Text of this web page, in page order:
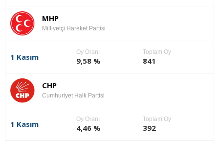
MHP
Milliyetçi Hareket Partisi
1 Kasım
Oy Oranı
9,58 %
Toplam Oy
841
CHP
Cumhuriyet Halk Partisi
1 Kasım
Oy Oranı
4,46 %
Toplam Oy
392